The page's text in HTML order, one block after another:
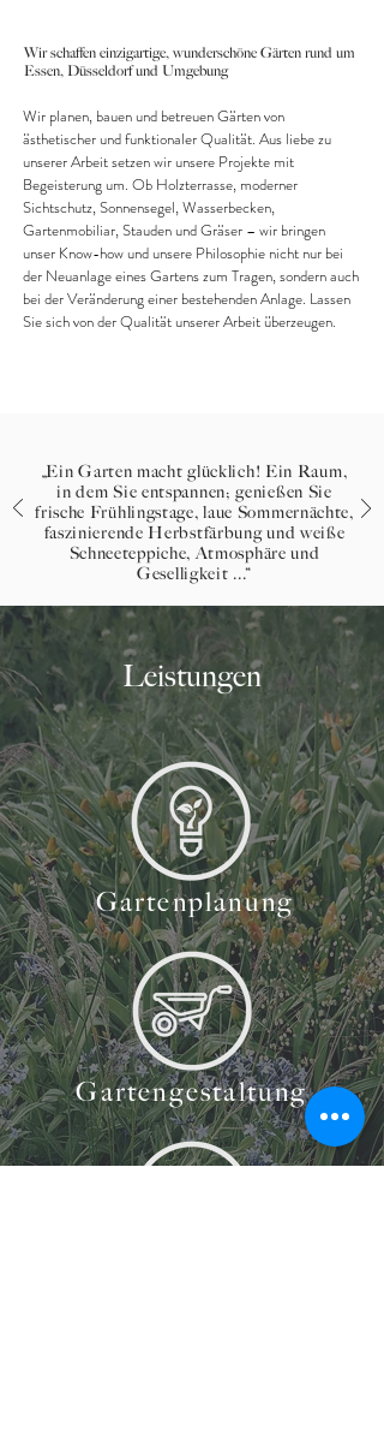
Wir schaffen einzigartige, wunderschöne Gärten rund um
Essen, Düsseldorf und Umgebung
Wir planen, bauen und betreuen Gärten von
ästhetischer und funktionaler Qualität. Aus liebe zu
unserer Arbeit setzen wir unsere Projekte mit
Begeisterung um. Ob Holzterrasse, moderner
Sichtschutz, Sonnensegel, Wasserbecken,
Gartenmobiliar, Stauden und Gräser – wir bringen
unser Know-how und unsere Philosophie nicht nur bei
der Neuanlage eines Gartens zum Tragen, sondern auch
bei der Veränderung einer bestehenden Anlage. Lassen
Sie sich von der Qualität unserer Arbeit überzeugen.
„Ein Garten macht glücklich! Ein Raum,
in dem Sie entspannen; genießen Sie
frische Frühlingstage, laue Sommernächte,
faszinierende Herbstfärbung und weiße
Schneeteppiche, Atmosphäre und
Geselligkeit ...“
Leistungen
Gartenplanung
Gartengestaltung